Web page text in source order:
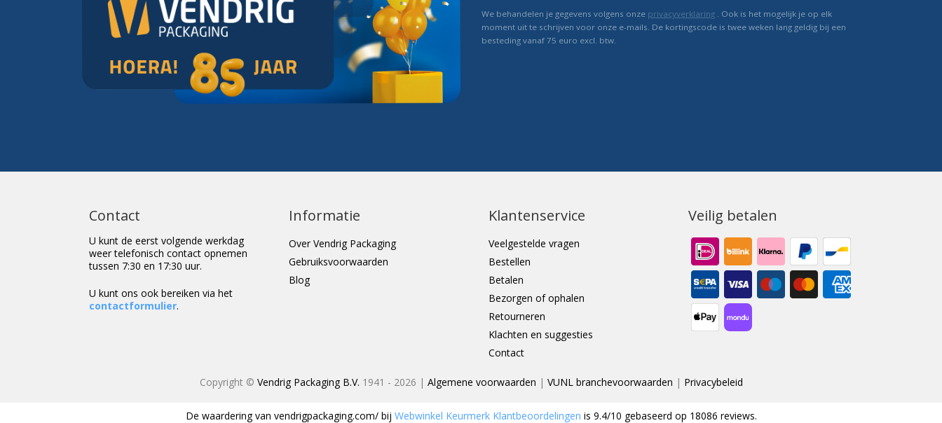
We behandelen je gegevens volgens onze privacyverklaring . Ook is het mogelijk je op elk
moment uit te schrijven voor onze e-mails. De kortingscode is twee weken lang geldig bij een
besteding vanaf 75 euro excl. btw.
Contact
U kunt de eerst volgende werkdag
weer telefonisch contact opnemen
tussen 7:30 en 17:30 uur.
U kunt ons ook bereiken via het
contactformulier.
Informatie
Over Vendrig Packaging
Gebruiksvoorwaarden
Blog
Klantenservice
Veelgestelde vragen
Bestellen
Betalen
Bezorgen of ophalen
Retourneren
Klachten en suggesties
Contact
Veilig betalen
Copyright © Vendrig Packaging B.V. 1941 - 2026 | Algemene voorwaarden | VUNL branchevoorwaarden | Privacybeleid
De waardering van vendrigpackaging.com/bij Webwinkel Keurmerk Klantbeoordelingen is 9.4/10 gebaseerd op 18086 reviews.